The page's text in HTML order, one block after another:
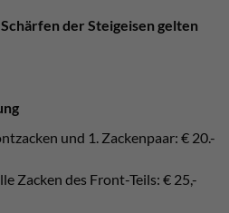
der Steigeisen gelten
und 1. Zackenpaar: € 20.-
Zacken des Front-Teils: € 25,-